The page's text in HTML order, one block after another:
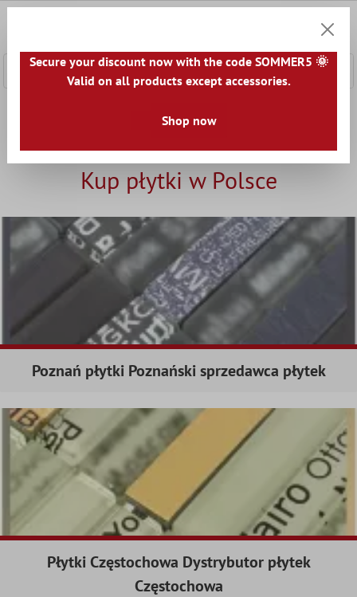
Koszyk
Kup płytki w Polsce
Kup płytki w Polsce
Poznań płytki Poznański sprzedawca płytek
Płytki Częstochowa Dystrybutor płytek
Częstochowa
Secure your discount now with the code SOMMER5 🌞
Valid on all products except accessories.
Shop now